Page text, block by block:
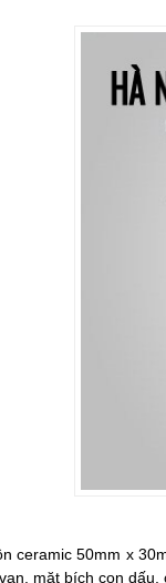
ceramic 50mm x
mặt bích con